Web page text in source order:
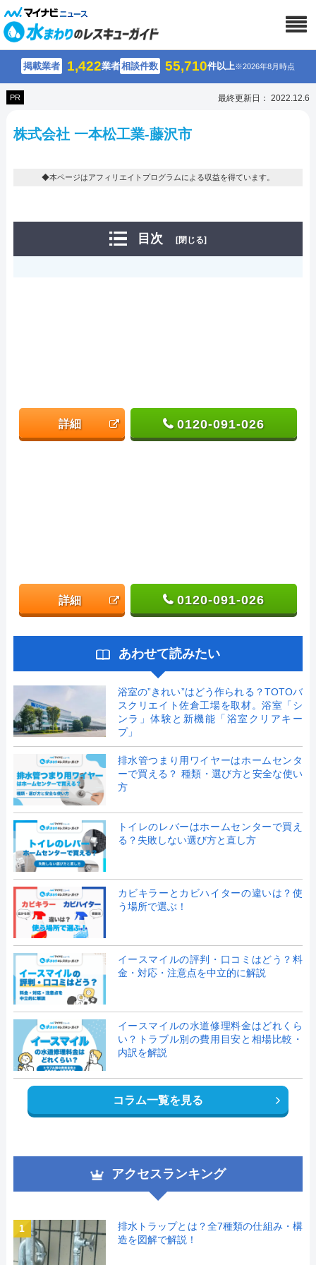
掲載業者 1,422業者相談件数 55,710件以上※2026年8月時点
PR 最終更新日： 2022.12.6
株式会社 一本松工業-藤沢市
◆本ページはアフィリエイトプログラムによる収益を得ています。
目次 [閉じる]
詳細 0120-091-026
詳細 0120-091-026
あわせて読みたい
浴室の”きれい”はどう作られる？TOTOバ
スクリエイト佐倉工場を取材。浴室「シ
ンラ」体験と新機能「浴室クリアキー
プ」
排水管つまり用ワイヤーはホームセンタ
ーで買える？ 種類・選び方と安全な使い
方
トイレのレバーはホームセンターで買え
る？失敗しない選び方と直し方
カビキラーとカビハイターの違いは？使
う場所で選ぶ！
イースマイルの評判・口コミはどう？料
金・対応・注意点を中立的に解説
イースマイルの水道修理料金はどれくら
い？トラブル別の費用目安と相場比較・
内訳を解説
コラム一覧を見る
アクセスランキング
1
排水トラップとは？全7種類の仕組み・構
造を図解で解説！